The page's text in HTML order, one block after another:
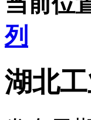
列
湖北